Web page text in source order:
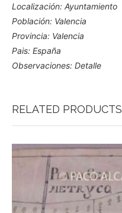
Localización: Ayuntamiento
Población: Valencia
Provincia: Valencia
Pais: España
Observaciones: Detalle
RELATED PRODUCTS